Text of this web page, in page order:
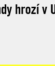
hrozí v